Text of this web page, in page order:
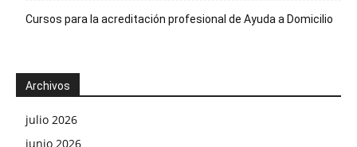
Cursos para la acreditación profesional de Ayuda a Domicilio
Archivos
julio 2026
junio 2026